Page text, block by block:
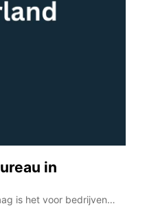
in
is het voor bedrijven…